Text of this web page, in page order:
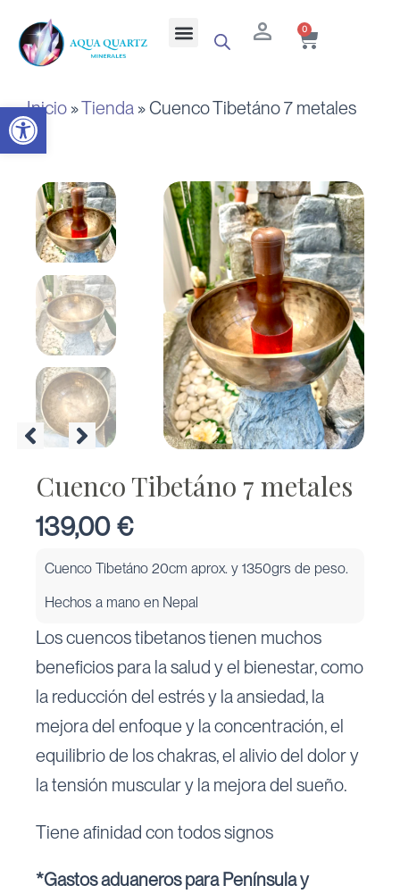
Abrir barra de herramientas
contenido
Menu 0
Inicio »Tienda »Cuenco Tibetáno 7 metales
Cuenco Tibetáno 7 metales
139,00€
Cuenco Tibetáno 20cm aprox. y 1350grs de peso.
Hechos a mano en Nepal
Los cuencos tibetanos tienen muchos
beneficios para la salud y el bienestar, como
la reducción del estrés y la ansiedad, la
mejora del enfoque y la concentración, el
equilibrio de los chakras, el alivio del dolor y
la tensión muscular y la mejora del sueño.
Tiene afinidad con todos signos
*Gastos aduaneros para Península y